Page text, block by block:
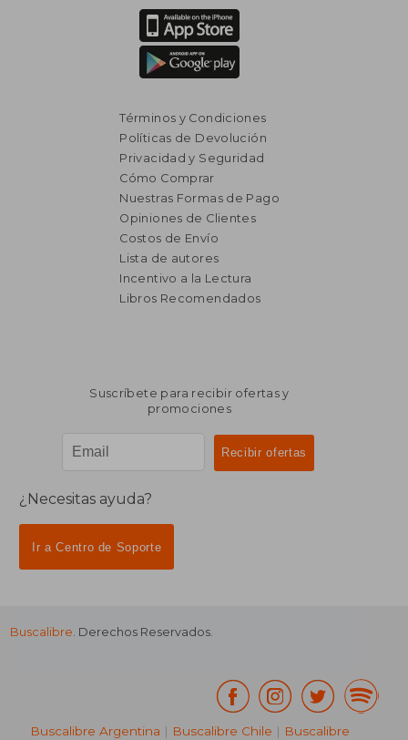
Términos y Condiciones
Políticas de Devolución
Privacidad y Seguridad
Cómo Comprar
Nuestras Formas de Pago
Opiniones de Clientes
Costos de Envío
Lista de autores
Incentivo a la Lectura
Libros Recomendados
Suscríbete para recibir ofertas y
promociones
¿Necesitas ayuda?
Ir a Centro de Soporte
Buscalibre. Derechos Reservados.
Buscalibre Argentina | Buscalibre Chile | Buscalibre